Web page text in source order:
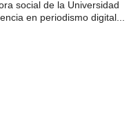
social de la Universidad
en periodismo digital